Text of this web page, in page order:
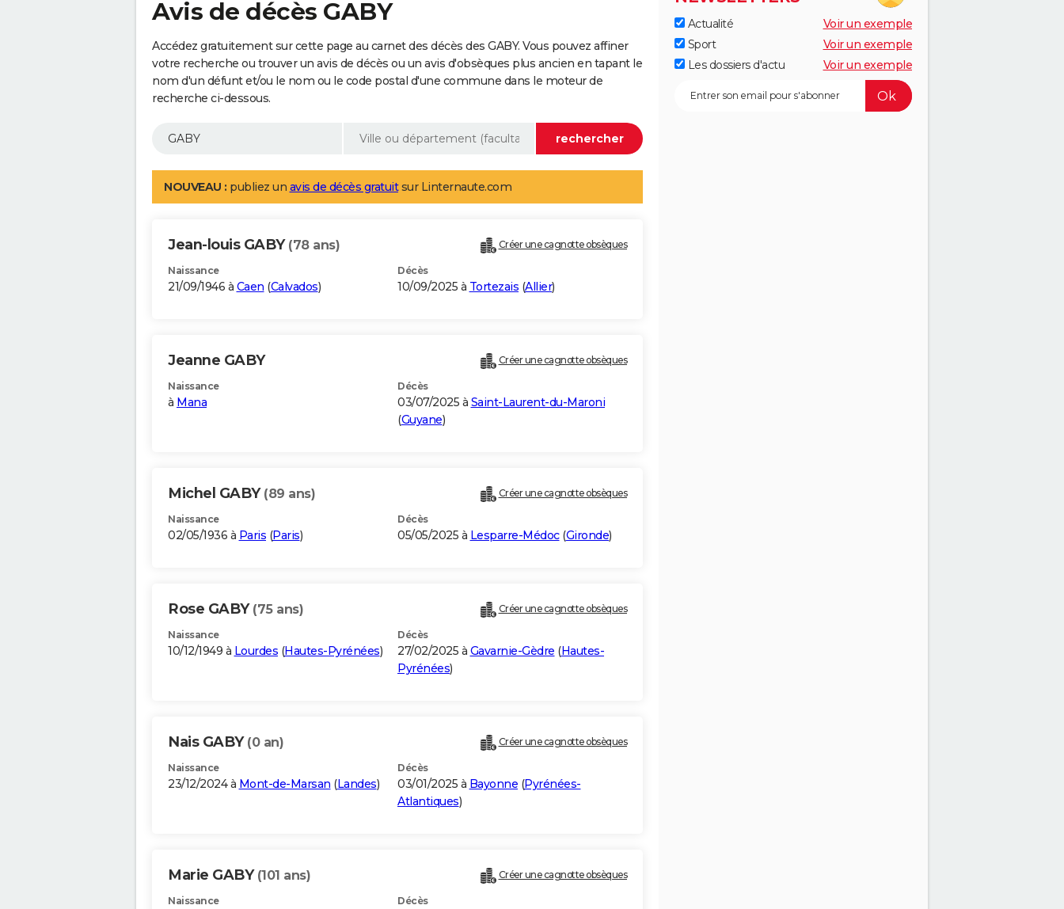
Avis de décès GABY
Accédez gratuitement sur cette page au carnet des décès des GABY. Vous pouvez affiner
votre recherche ou trouver un avis de décès ou un avis d'obsèques plus ancien en tapant le
nom d'un défunt et/ou le nom ou le code postal d'une commune dans le moteur de
recherche ci-dessous.
NOUVEAU : publiez un avis de décès gratuitsur Linternaute.com
Jean-louis GABY (78 ans) Créer une cagnotte obsèques
Naissance
21/09/1946 à Caen (Calvados)
Décès
10/09/2025 à Tortezais (Allier)
Jeanne GABY Créer une cagnotte obsèques
Naissance
à Mana
Décès
03/07/2025 à Saint-Laurent-du-Maroni
(Guyane)
Michel GABY (89 ans) Créer une cagnotte obsèques
Naissance
02/05/1936 à Paris (Paris)
Décès
05/05/2025 à Lesparre-Médoc(Gironde)
Rose GABY (75 ans) Créer une cagnotte obsèques
Naissance
10/12/1949 à Lourdes (Hautes-Pyrénées)
Décès
27/02/2025 à Gavarnie-Gèdre (Hautes-
Pyrénées)
Nais GABY (0 an) Créer une cagnotte obsèques
Naissance
23/12/2024 à Mont-de-Marsan (Landes)
Décès
03/01/2025 à Bayonne (Pyrénées-
Atlantiques)
Marie GABY (101 ans) Créer une cagnotte obsèques
Naissance Décès
Actualité
Voir un exemple
Sport
Voir un exemple
Les dossiers d'actu
Voir un exemple